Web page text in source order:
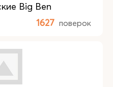
Big Ben
1627 поверок